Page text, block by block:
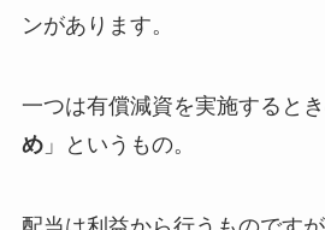
ンがあります。
一つは有償減資を実施するとき
め」というもの。